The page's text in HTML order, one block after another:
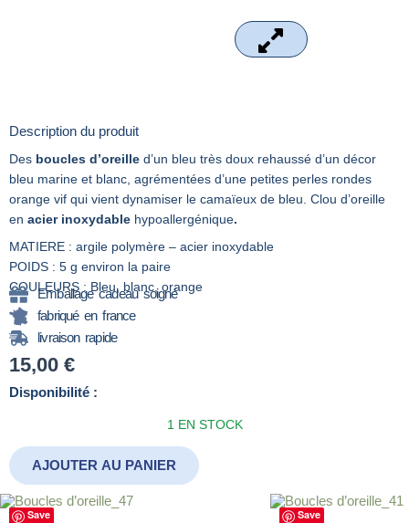
Description du produit
Des boucles d’oreille d’un bleu très doux rehaussé d’un décor
bleu marine et blanc, agrémentées d’une petites perles rondes
orange vif qui vient dynamiser le camaïeux de bleu. Clou d’oreille
en acier inoxydable hypoallergénique.
MATIERE : argile polymère – acier inoxydable
POIDS : 5 g environ la paire
COULEURS : Bleu, blanc, orange
Emballage cadeau soigné
fabriqué en france
livraison rapide
15,00 €
Disponibilité :
1 EN STOCK
quantité
d'oreille_23
AJOUTER AU PANIER
Save Save